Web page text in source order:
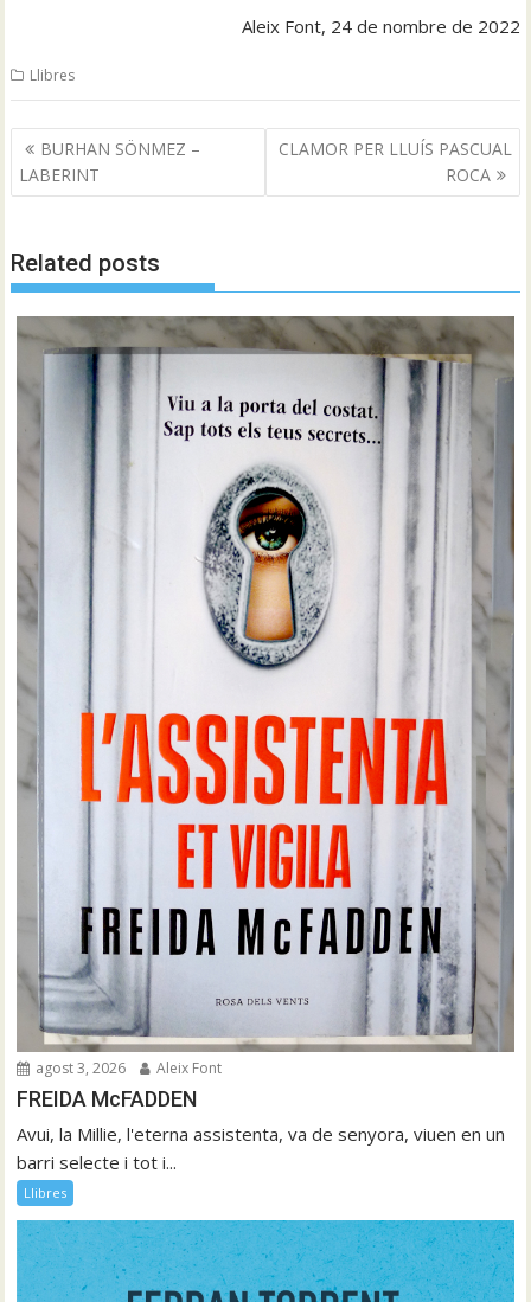
Aleix Font, 24 de nombre de 2022
Llibres
Navegació
d'entrades
BURHAN SÖNMEZ –
LABERINT
CLAMOR PER LLUÍS PASCUAL
ROCA
Related posts
agost 3, 2026 Aleix Font
FREIDA McFADDEN
Avui, la Millie, l'eterna assistenta, va de senyora, viuen en un
barri selecte i tot i...
Llibres